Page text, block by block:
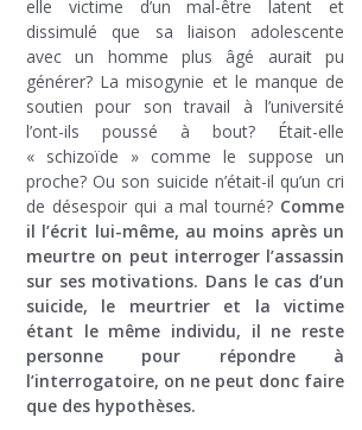
elle victime d’un mal-être latent et
dissimulé que sa liaison adolescente
avec un homme plus âgé aurait pu
générer? La misogynie et le manque de
soutien pour son travail à l’université
l’ont-ils poussé à bout? Était-elle
« schizoïde » comme le suppose un
proche? Ou son suicide n’était-il qu’un cri
de désespoir qui a mal tourné? Comme
il l’écrit lui-même, au moins après un
meurtre on peut interroger l’assassin
sur ses motivations. Dans le cas d’un
suicide, le meurtrier et la victime
étant le même individu, il ne reste
personne pour répondre à
l’interrogatoire, on ne peut donc faire
que des hypothèses.